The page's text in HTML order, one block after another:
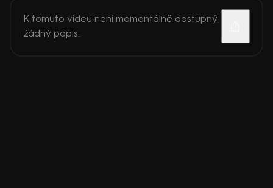
K tomuto videu není momentálně dostupný
žádný popis.